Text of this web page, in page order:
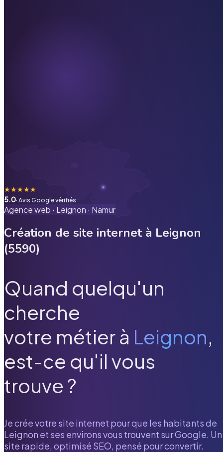
★★★★★
5.0· Avis Google vérifiés
Agence web · Leignon · Namur
Création de site internet à Leignon
(5590)
Quand quelqu'un
cherche
votre métier à Leignon,
est-ce qu'il vous
trouve ?
Je crée votre site internet pour que les habitants de
Leignon et ses environs vous trouvent sur Google. Un
site rapide, optimisé SEO, pensé pour convertir.